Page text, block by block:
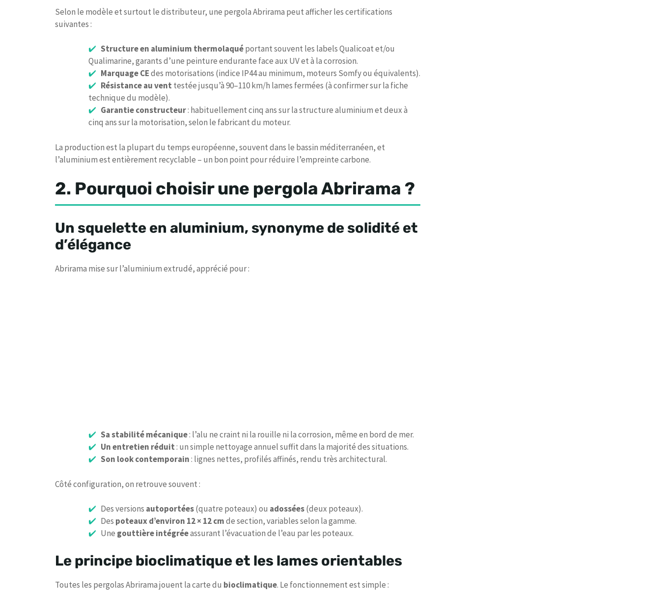
Selon le modèle et surtout le distributeur, une pergola Abrirama peut afficher les certifications
suivantes :
Structure en aluminium thermolaquéportant souvent les labels Qualicoat et/ou
Qualimarine, garants d’une peinture endurante face aux UV et à la corrosion.
Marquage CEdes motorisations (indice IP44 au minimum, moteurs Somfy ou équivalents).
Résistance au vent testée jusqu’à 90–110 km/h lames fermées (à confirmer sur la fiche
technique du modèle).
Garantie constructeur: habituellement cinq ans sur la structure aluminium et deux à
cinq ans sur la motorisation, selon le fabricant du moteur.
La production est la plupart du temps européenne, souvent dans le bassin méditerranéen, et
l’aluminium est entièrement recyclable – un bon point pour réduire l’empreinte carbone.
2. Pourquoi choisir une pergola Abrirama ?
Un squelette en aluminium, synonyme de solidité et
d’élégance
Abrirama mise sur l’aluminium extrudé, apprécié pour :
Sa stabilité mécanique: l’alu ne craint ni la rouille ni la corrosion, même en bord de mer.
Un entretien réduit: un simple nettoyage annuel suffit dans la majorité des situations.
Son look contemporain: lignes nettes, profilés affinés, rendu très architectural.
Côté configuration, on retrouve souvent :
Des versions autoportées(quatre poteaux) ou adossées(deux poteaux).
Des poteaux d’environ 12 × 12 cmde section, variables selon la gamme.
Une gouttière intégréeassurant l’évacuation de l’eau par les poteaux.
Le principe bioclimatique et les lames orientables
Toutes les pergolas Abrirama jouent la carte du bioclimatique. Le fonctionnement est simple :